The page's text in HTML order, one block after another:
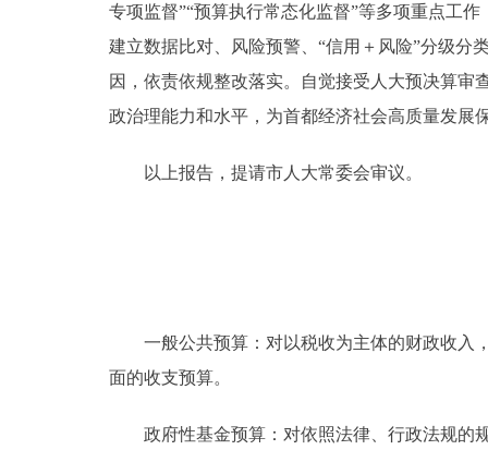
专项监督”“预算执行常态化监督”等多项重点工
建立数据比对、风险预警、“信用＋风险”分级分
因，依责依规整改落实。自觉接受人大预决算
政治理能力和水平，为首都经济社会高质量发展
以上报告，提请市人大常委会审议。
一般公共预算：对以税收为主体的财政收入，
面的收支预算。
政府性基金预算：对依照法律、行政法规的规